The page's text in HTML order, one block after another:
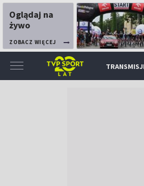
Oglądaj na
żywo
ZOBACZ WIĘCEJ